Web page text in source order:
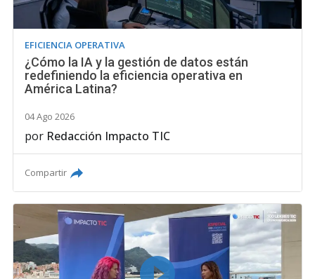
EFICIENCIA OPERATIVA
¿Cómo la IA y la gestión de datos están
redefiniendo la eficiencia operativa en
América Latina?
04 Ago 2026
por Redacción Impacto TIC
Compartir